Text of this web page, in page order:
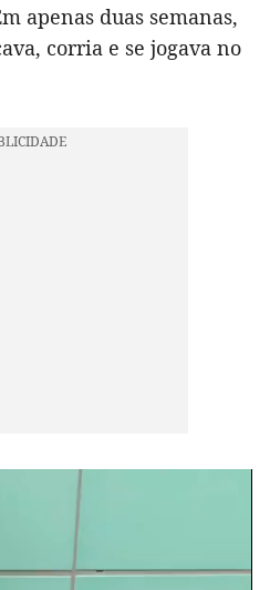
apenas duas semanas,
corria e se jogava no